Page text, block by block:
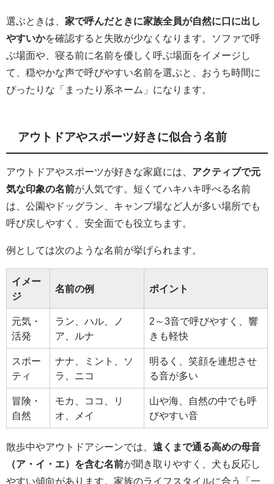
選ぶときは、 家で呼んだときに家族全員が自然に口に出し
やすいかを確認すると失敗が少なくなります。ソファで呼
ぶ場面や、寝る前に名前を優しく呼ぶ場面をイメージし
て、穏やかな声で呼びやすい名前を選ぶと、おうち時間に
ぴったりな「まったり系ネーム」になります。
アウトドアやスポーツ好きに似合う名前
アウトドアやスポーツが好きな家庭には、 アクティブで元
気な印象の名前が人気です。短くてハキハキ呼べる名前
は、公園やドッグラン、キャンプ場など人が多い場所でも
呼び戻しやすく、安全面でも役立ちます。
例としては次のような名前が挙げられます。
イメー
ジ
名前の例 ポイント
元気・
活発
ラン、ハル、ノ
ア、ルナ
2～3音で呼びやすく、響
きも軽快
スポー
ティ
ナナ、ミント、ソ
ラ、ニコ
明るく、笑顔を連想させ
る音が多い
冒険・
自然
モカ、ココ、リ
オ、メイ
山や海、自然の中でも呼
びやすい音
散歩中やアウトドアシーンでは、 遠くまで通る高めの母音
（ア・イ・エ）を含む名前が聞き取りやすく、犬も反応し
やすい傾向があります。家族のライフスタイルに合う「一